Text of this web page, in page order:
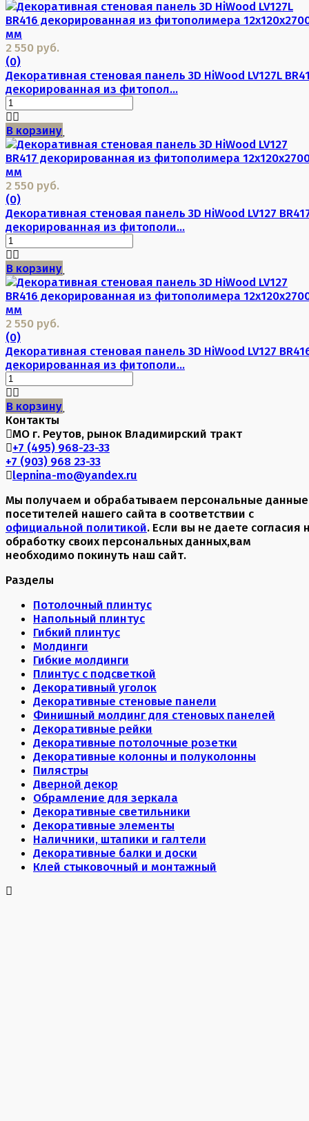
2 550 руб.
(0)
Декоративная стеновая панель 3D HiWood LV127L
декорированная из фитопол...
В корзину
2 550 руб.
(0)
Декоративная стеновая панель 3D HiWood LV127
декорированная из фитополи...
В корзину
2 550 руб.
(0)
Декоративная стеновая панель 3D HiWood LV127
декорированная из фитополи...
В корзину
Контакты
МО г. Реутов, рынок Владимирский тракт
+7 (495) 968-23-33
+7 (903) 968 23-33
lepnina-mo@yandex.ru
Мы получаем и обрабатываем персональные данные
посетителей нашего сайта в соответствии с
официальной политикой. Если вы не даете согласия
обработку своих персональных данных,вам
необходимо покинуть наш сайт.
Разделы
Потолочный плинтус
Напольный плинтус
Гибкий плинтус
Молдинги
Гибкие молдинги
Плинтус с подсветкой
Декоративный уголок
Декоративные стеновые панели
Финишный молдинг для стеновых панелей
Декоративные рейки
Декоративные потолочные розетки
Декоративные колонны и полуколонны
Пилястры
Дверной декор
Обрамление для зеркала
Декоративные светильники
Декоративные элементы
Наличники, штапики и галтели
Декоративные балки и доски
Клей стыковочный и монтажный